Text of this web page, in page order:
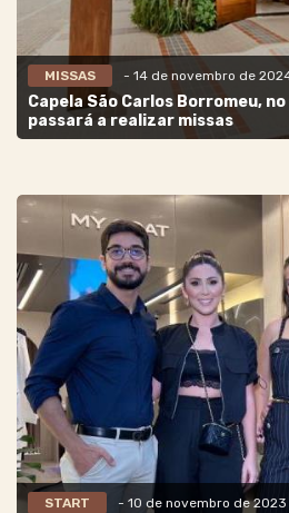
MISSAS - 14 de novembro de
Capela São Carlos Borromeu,
passará a realizar missas
START - 10 de novembro de 2023